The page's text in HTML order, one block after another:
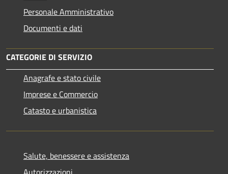
Personale Amministrativo
Documenti e dati
CATEGORIE DI SERVIZIO
Anagrafe e stato civile
Imprese e Commercio
Catasto e urbanistica
Salute, benessere e assistenza